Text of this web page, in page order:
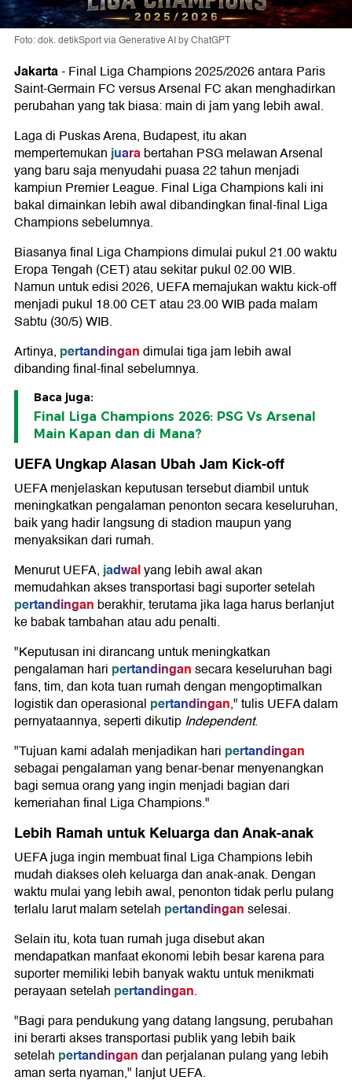
Foto: dok. detikSport via Generative AI by ChatGPT
Jakarta-Final LigaChampions2025/2026 antaraParis
Saint-Germain FCversusArsenal FCakan menghadirkan
perubahan yang tak biasa: main di jam yang lebih awal.
Laga di Puskas Arena, Budapest, itu akan
mempertemukanjuarabertahan PSG melawan Arsenal
yang baru saja menyudahi puasa 22 tahun menjadi
kampiun Premier League. Final Liga Champions kali ini
bakal dimainkan lebih awal dibandingkan final-final Liga
Champions sebelumnya.
Biasanya final Liga Champions dimulai pukul 21.00 waktu
Eropa Tengah (CET) atau sekitar pukul 02.00 WIB.
Namun untuk edisi 2026, UEFA memajukan waktu kick-off
menjadi pukul 18.00 CET atau 23.00 WIB pada malam
Sabtu (30/5) WIB.
Artinya, pertandingandimulai tiga jam lebih awal
dibanding final-final sebelumnya.
Baca juga:
Final Liga Champions 2026: PSG Vs Arsenal
Main Kapan dan di Mana?
UEFA Ungkap Alasan Ubah Jam Kick-off
UEFA menjelaskan keputusan tersebut diambil untuk
meningkatkan pengalaman penonton secara keseluruhan,
baik yang hadir langsung di stadion maupun yang
menyaksikan dari rumah.
Menurut UEFA,jadwalyang lebih awal akan
memudahkan akses transportasi bagi suporter setelah
pertandingan berakhir, terutama jika laga harus berlanjut
ke babak tambahan atau adu penalti.
"Keputusan ini dirancang untuk meningkatkan
pengalaman hari pertandingansecara keseluruhan bagi
fans, tim, dan kota tuan rumah dengan mengoptimalkan
logistik dan operasional pertandingan," tulis UEFA dalam
pernyataannya, seperti dikutipIndependent.
"Tujuan kami adalah menjadikan hari pertandingan
sebagai pengalaman yang benar-benar menyenangkan
bagi semua orang yang ingin menjadi bagian dari
kemeriahan final Liga Champions."
Lebih Ramah untuk Keluarga dan Anak-anak
UEFA juga ingin membuat final Liga Champions lebih
mudah diakses oleh keluarga dan anak-anak. Dengan
waktu mulai yang lebih awal, penonton tidak perlu pulang
terlalu larut malam setelah pertandinganselesai.
Selain itu, kota tuan rumah juga disebut akan
mendapatkan manfaat ekonomi lebih besar karena para
suporter memiliki lebih banyak waktu untuk menikmati
perayaan setelah pertandingan.
"Bagi para pendukung yang datang langsung, perubahan
ini berarti akses transportasi publik yang lebih baik
setelah pertandingandan perjalanan pulang yang lebih
aman serta nyaman," lanjut UEFA.